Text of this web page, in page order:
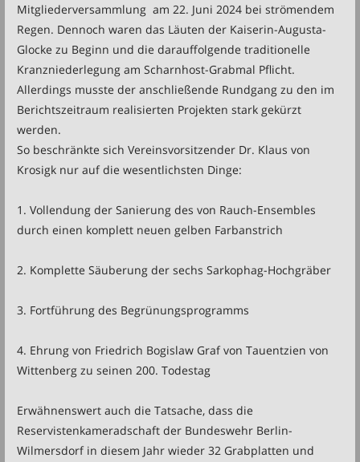
Mitgliederversammlung am 22. Juni 2024 bei strömendem
Regen. Dennoch waren das Läuten der Kaiserin-Augusta-
Glocke zu Beginn und die darauffolgende traditionelle
Kranzniederlegung am Scharnhost-Grabmal Pflicht.
Allerdings musste der anschließende Rundgang zu den im
Berichtszeitraum realisierten Projekten stark gekürzt
werden.
So beschränkte sich Vereinsvorsitzender Dr. Klaus von
Krosigk nur auf die wesentlichsten Dinge:
1. Vollendung der Sanierung des von Rauch-Ensembles
durch einen komplett neuen gelben Farbanstrich
2. Komplette Säuberung der sechs Sarkophag-Hochgräber
3. Fortführung des Begrünungsprogramms
4. Ehrung von Friedrich Bogislaw Graf von Tauentzien von
Wittenberg zu seinen 200. Todestag
Erwähnenswert auch die Tatsache, dass die
Reservistenkameradschaft der Bundeswehr Berlin-
Wilmersdorf in diesem Jahr wieder 32 Grabplatten und